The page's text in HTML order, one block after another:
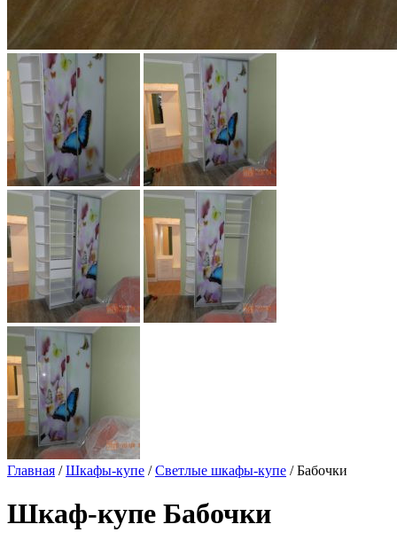
Главная /Шкафы-купе /Светлые шкафы-купе / Бабочки
Шкаф-купе Бабочки